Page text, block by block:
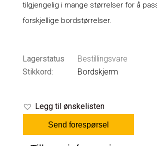
tilgjengelig i mange størrelser for å
forskjellige bordstørrelser.
Lagerstatus
Bestillingsvare
Stikkord:
Bordskjerm
Legg til ønskelisten
Send forespørsel